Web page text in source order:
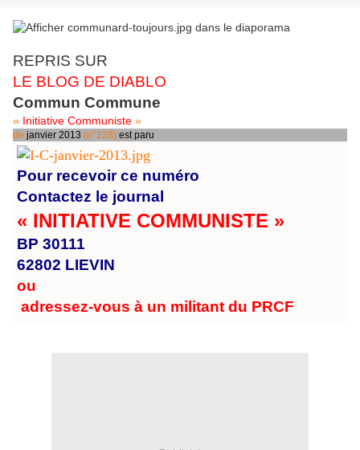
REPRIS SUR
LE BLOG DE DIABLO
Commun Commune
« Initiative Communiste »
de janvier 2013 (n°128) est paru
Pour recevoir ce numéro
Contactez le journal
« INITIATIVE COMMUNISTE »
BP 30111
62802 LIEVIN
ou
adressez-vous à un militant du PRCF